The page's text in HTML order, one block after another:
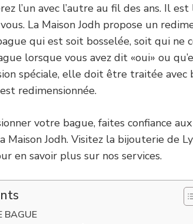
l’un avec l’autre au fil des ans. Il
La Maison Jodh propose un
qui est soit bosselée, soit qui ne
lorsque vous avez dit «oui» ou
spéciale, elle doit être traitée avec
redimensionnée.
votre bague, faites confiance
Maison Jodh. Visitez la bijouterie de
en savoir plus sur nos services.
BAGUE